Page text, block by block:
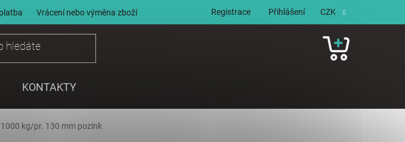
Vrácení nebo výměna zboží CZK
Přihlášení
Registrace
NÁKUPNÍ
KONTAKTY
kg/pr. 130 mm pozink